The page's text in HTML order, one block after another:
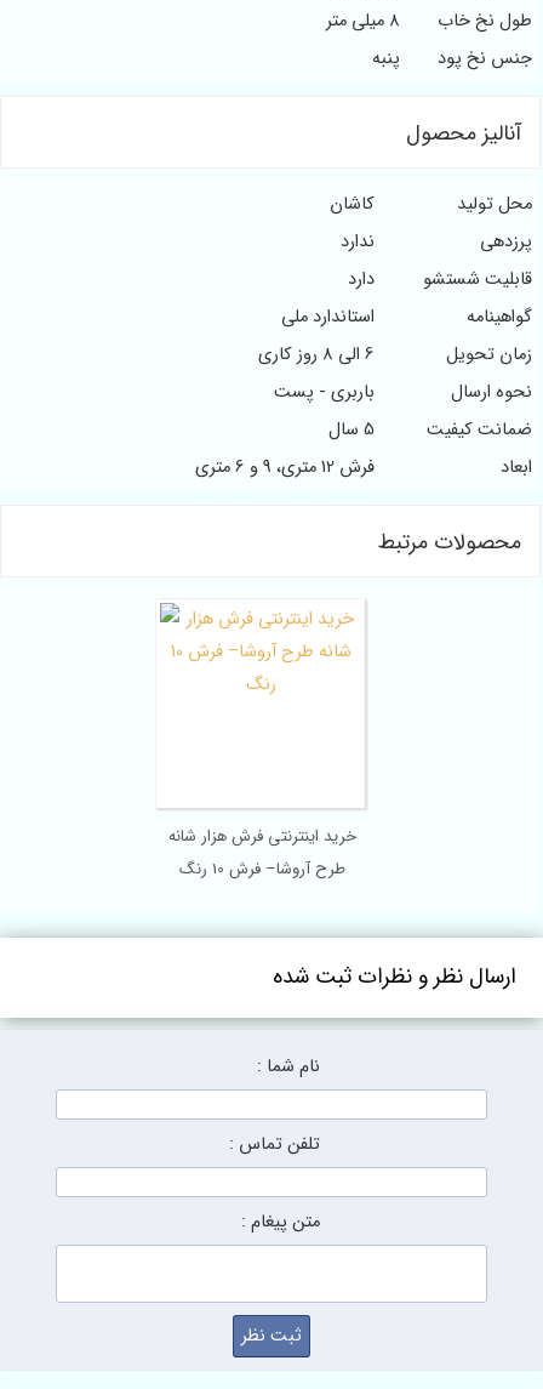
طول نخ خاب
8 میلی متر
جنس نخ پود
پنبه
آنالیز محصول
محل تولید
کاشان
پرزدهی
ندارد
قابلیت شستشو
دارد
گواهینامه
استاندارد ملی
زمان تحویل
6 الی 8 روز کاری
نحوه ارسال
باربری - پست
ضمانت کیفیت
5 سال
ابعاد
فرش 12 متری، 9 و 6 متری
محصولات مرتبط
خرید اینترنتی فرش هزار شانه
طرح آروشا– فرش 10 رنگ
ارسال نظر و نظرات ثبت شده
نام شما :
تلفن تماس :
متن پیغام :